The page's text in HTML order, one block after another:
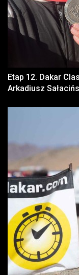
Etap 12. Dakar
Arkadiusz